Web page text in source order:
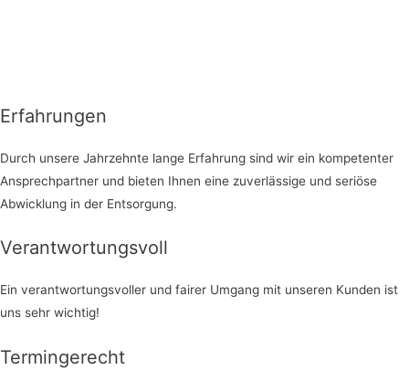
Erfahrungen
Durch unsere Jahrzehnte lange Erfahrung sind wir ein kompetenter
Ansprechpartner und bieten Ihnen eine zuverlässige und seriöse
Abwicklung in der Entsorgung.
Verantwortungsvoll
Ein verantwortungsvoller und fairer Umgang mit unseren Kunden ist
uns sehr wichtig!
Termingerecht